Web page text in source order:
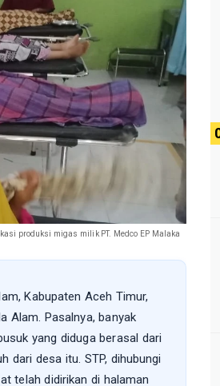
produksi migas milik PT. Medco EP Malaka
Kabupaten Aceh Timur,
Alam. Pasalnya, banyak
yang diduga berasal dari
dari desa itu. STP, dihubungi
telah didirikan di halaman